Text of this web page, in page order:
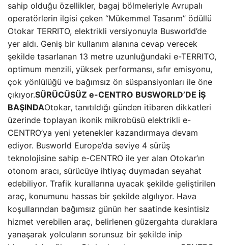
sahip olduğu özellikler, bagaj bölmeleriyle Avrupalı
operatörlerin ilgisi çeken “Mükemmel Tasarım” ödüllü
Otokar TERRITO, elektrikli versiyonuyla Busworld’de
yer aldı. Geniş bir kullanım alanına cevap verecek
şekilde tasarlanan 13 metre uzunluğundaki e-TERRITO,
optimum menzili, yüksek performansı, sıfır emisyonu,
çok yönlülüğü ve bağımsız ön süspansiyonları ile öne
çıkıyor.SÜRÜCÜSÜZ e-CENTRO BUSWORLD’DE İŞ
BAŞINDAOtokar, tanıtıldığı günden itibaren dikkatleri
üzerinde toplayan ikonik mikrobüsü elektrikli e-
CENTRO’ya yeni yetenekler kazandırmaya devam
ediyor. Busworld Europe’da seviye 4 sürüş
teknolojisine sahip e-CENTRO ile yer alan Otokar’ın
otonom aracı, sürücüye ihtiyaç duymadan seyahat
edebiliyor. Trafik kurallarına uyacak şekilde geliştirilen
araç, konumunu hassas bir şekilde algılıyor. Hava
koşullarından bağımsız günün her saatinde kesintisiz
hizmet verebilen araç, belirlenen güzergahta duraklara
yanaşarak yolcuların sorunsuz bir şekilde inip